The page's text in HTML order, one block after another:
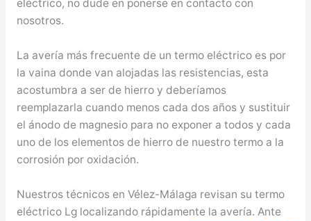
eléctrico, no dude en ponerse en contacto con
nosotros.
La avería más frecuente de un termo eléctrico es por
la vaina donde van alojadas las resistencias, esta
acostumbra a ser de hierro y deberíamos
reemplazarla cuando menos cada dos años y sustituir
el ánodo de magnesio para no exponer a todos y cada
uno de los elementos de hierro de nuestro termo a la
corrosión por oxidación.
Nuestros técnicos en Vélez-Málaga revisan su termo
eléctrico Lg localizando rápidamente la avería. Ante